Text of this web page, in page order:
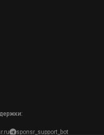
sponsr_support_bot